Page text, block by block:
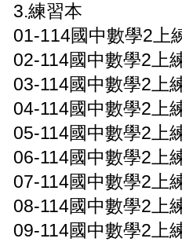
3.練習本
01-114國中數學2上
02-114國中數學2上
03-114國中數學2上
04-114國中數學2上
05-114國中數學2上
06-114國中數學2上
07-114國中數學2上
08-114國中數學2上
09-114國中數學2上